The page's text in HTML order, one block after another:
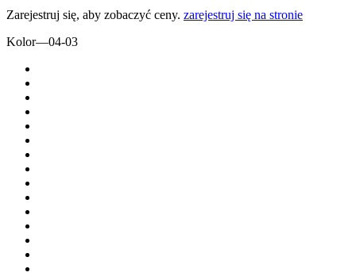
Zarejestruj się, aby zobaczyć ceny. zarejestruj się na stronie
Kolor—04-03